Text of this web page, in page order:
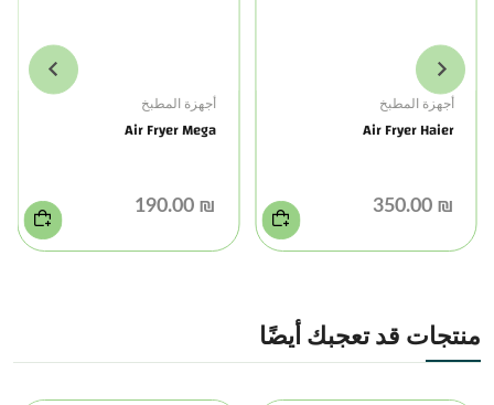
أجهزة المطبخ
Air Fryer Haier
₪ 350.00
أجهزة المطبخ
Air Fryer Mega
₪ 190.00
منتجات قد تعجبك أيضًا